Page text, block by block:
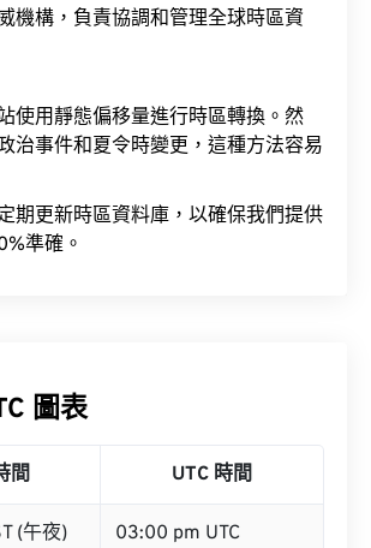
機構，負責協調和管理全球時區資
使用靜態偏移量進行時區轉換。然
治事件和夏令時變更，這種方法容易
期更新時區資料庫，以確保我們提供
準確。
圖表
間 UTC 時間
(午夜) 03:00 pm UTC